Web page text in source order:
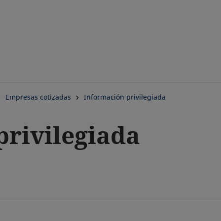
Empresas cotizadas Información privilegiada